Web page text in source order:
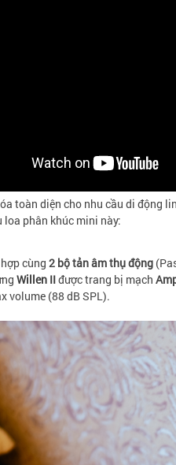
toàn diện cho nhu cầu di động
phân khúc mini này:
cùng 2 bộ tản âm thụ động
Willen IIđược trang bị mạch
volume (88 dB SPL).